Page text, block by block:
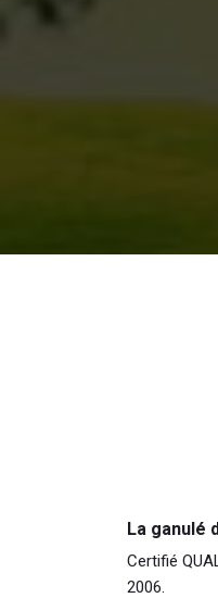
La ganulé
Certifié
2006.